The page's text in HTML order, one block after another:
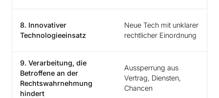
8. Innovativer
Technologieeinsatz
Neue Tech mit unklarer
rechtlicher Einordnung
9. Verarbeitung, die
Betroffene an der
Rechtswahrnehmung
hindert
Aussperrung aus
Vertrag, Diensten,
Chancen